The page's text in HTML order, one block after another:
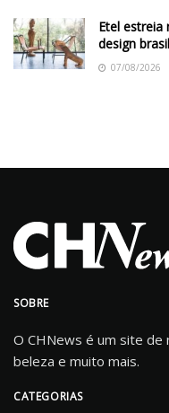
Etel estreia
design
07/08/2026
SOBRE
O CHNews é um site de
beleza e muito mais.
CATEGORIAS